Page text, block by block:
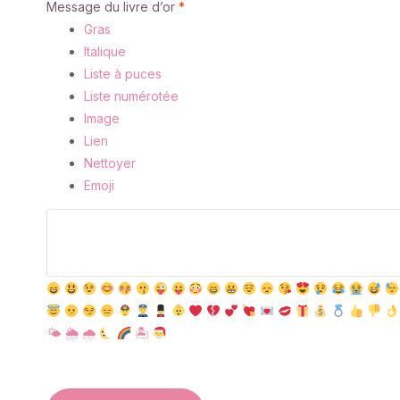
Message du livre d’or *
Gras
Italique
Liste à puces
Liste numérotée
Image
Lien
Nettoyer
Emoji
🌤 🌦 🌧 🏝